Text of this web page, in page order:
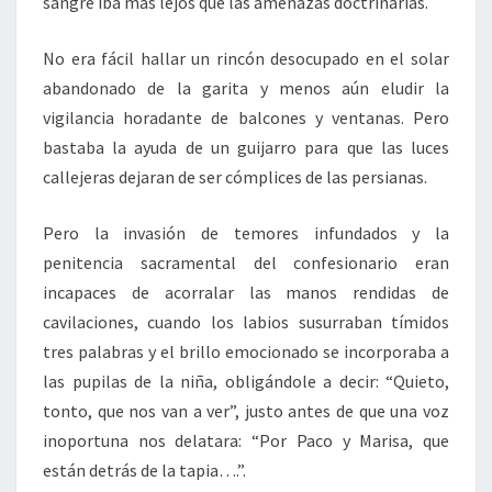
No era fácil hallar un rincón desocupado en el solar
abandonado de la garita y menos aún eludir la
vigilancia horadante de balcones y ventanas. Pero
bastaba la ayuda de un guijarro para que las luces
callejeras dejaran de ser cómplices de las persianas.
Pero la invasión de temores infundados y la
penitencia sacramental del confesionario eran
incapaces de acorralar las manos rendidas de
cavilaciones, cuando los labios susurraban tímidos
tres palabras y el brillo emocionado se incorporaba a
las pupilas de la niña, obligándole a decir: “Quieto,
tonto, que nos van a ver”, justo antes de que una voz
inoportuna nos delatara: “Por Paco y Marisa, que
están detrás de la tapia….”.